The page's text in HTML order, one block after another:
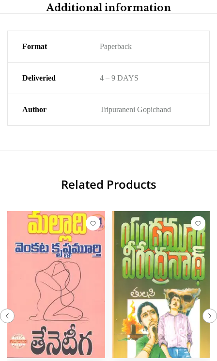
Additional information
Format Paperback
Deliveried 4 – 9 DAYS
Author Tripuraneni Gopichand
Related Products